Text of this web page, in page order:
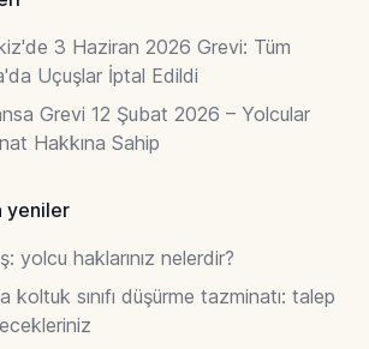
3 Haziran 2026 Grevi: Tüm
Uçuşlar İptal Edildi
Grevi 12 Şubat 2026 – Yolcular
Hakkına Sahip
yeniler
yolcu haklarınız nelerdir?
koltuk sınıfı düşürme tazminatı: talep